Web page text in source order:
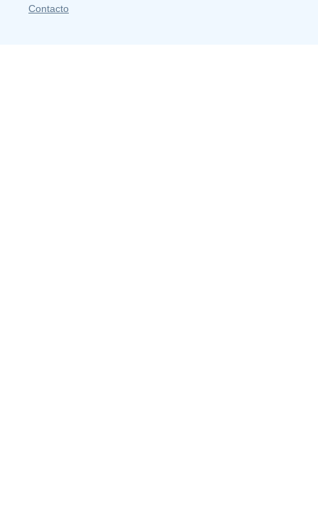
Contacto